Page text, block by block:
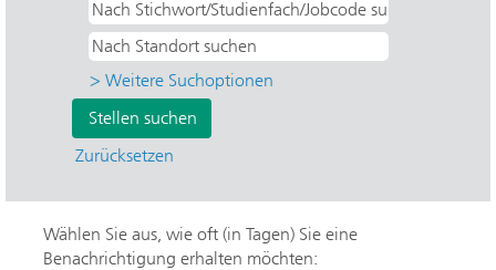
> Weitere Suchoptionen
Zurücksetzen
Wählen Sie aus, wie oft (in Tagen) Sie eine
Benachrichtigung erhalten möchten: